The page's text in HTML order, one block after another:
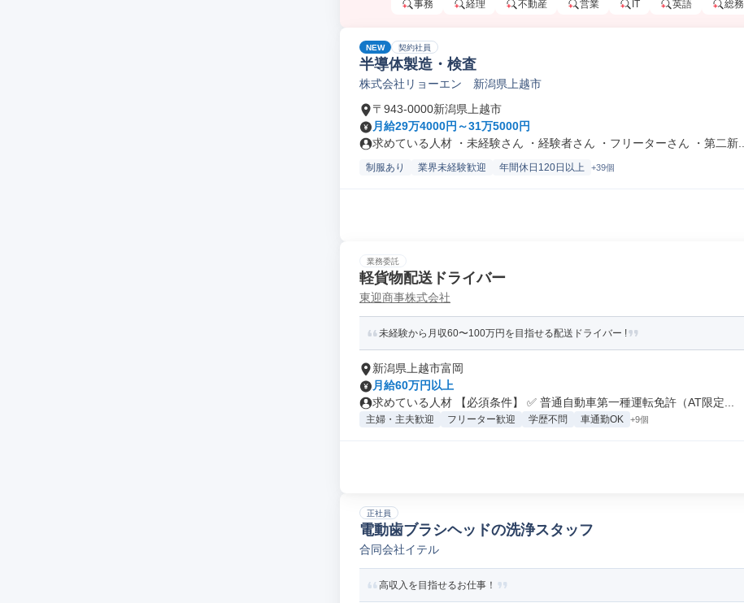
事務 経理 不動産 営業 IT 英語 総務
NEW 契約社員
半導体製造・検査
株式会社リョーエン 新潟県上越市
〒943-0000新潟県上越市
月給29万4000円～31万5000円
求めている人材 ・未経験さん ・経験者さん ・フリーターさん ・第二新...
制服あり 業界未経験歓迎 年間休日120日以上 +39個
業務委託
軽貨物配送ドライバー
東迎商事株式会社
未経験から月収60〜100万円を目指せる配送ドライバー !
新潟県上越市富岡
月給60万円以上
求めている人材 【必須条件】 ✅ 普通自動車第一種運転免許（AT限定...
主婦・主夫歓迎 フリーター歓迎 学歴不問 車通勤OK +9個
正社員
電動歯ブラシヘッドの洗浄スタッフ
合同会社イテル
高収入を目指せるお仕事！